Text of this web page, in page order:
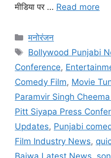
मीडिया पर … Read more
मनोरंजन
Bollywood Punjabi
Conference,
Comedy Film, Movie
Paramvir Singh
Pitt Siyapa Press
Updates, Punjabi
Film Industry News,
Bajwa Latest News,